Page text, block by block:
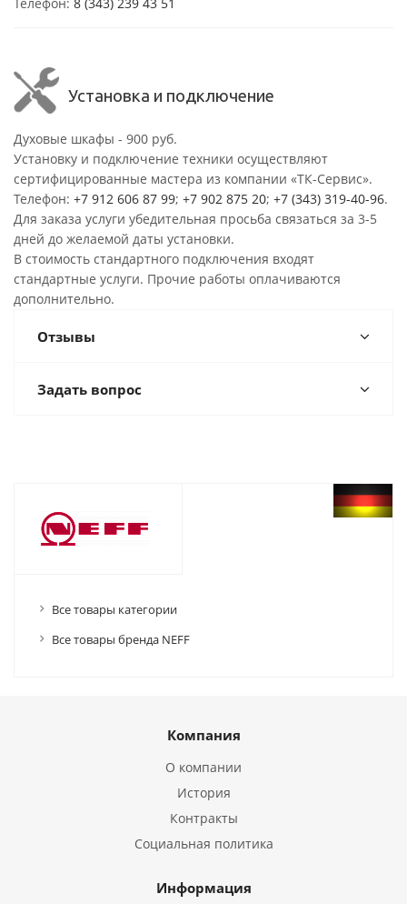
Установка и подключение
Духовые шкафы - 900 руб.
Установку и подключение техники осуществляют
сертифицированные мастера из компании «ТК-Сервис».
Телефон: +7 912 606 87 99; +7 902 875 20; +7 (343) 319-40-96.
Для заказа услуги убедительная просьба связаться за 3-5
дней до желаемой даты установки.
В стоимость стандартного подключения входят
стандартные услуги. Прочие работы оплачиваются
дополнительно.
Отзывы
Задать вопрос
Все товары категории
Все товары бренда NEFF
Компания
О компании
История
Контракты
Социальная политика
Информация